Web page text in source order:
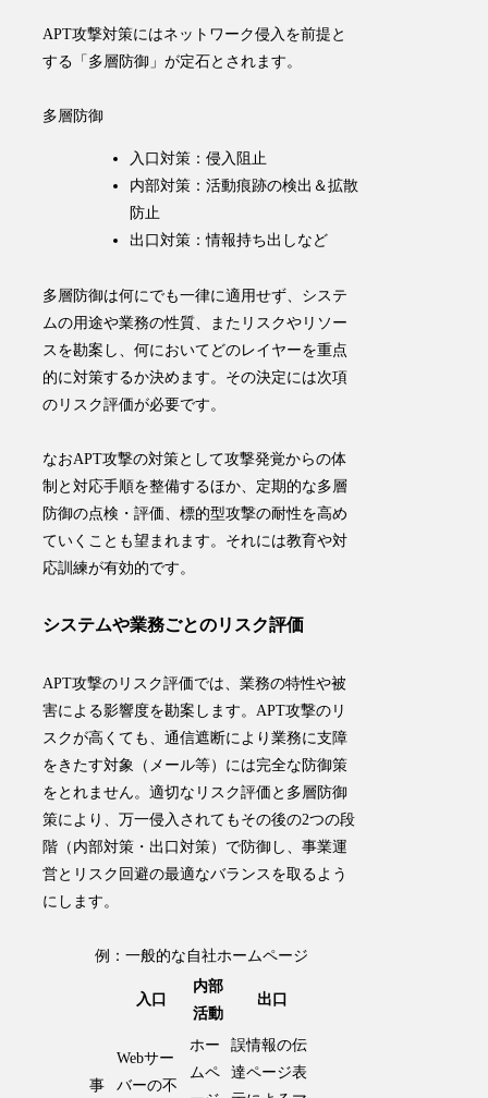
APT攻撃対策にはネットワーク侵入を前提と
する「多層防御」が定石とされます。
多層防御
入口対策：侵入阻止
内部対策：活動痕跡の検出＆拡散
防止
出口対策：情報持ち出しなど
多層防御は何にでも一律に適用せず、システ
ムの用途や業務の性質、またリスクやリソー
スを勘案し、何においてどのレイヤーを重点
的に対策するか決めます。その決定には次項
のリスク評価が必要です。
なおAPT攻撃の対策として攻撃発覚からの体
制と対応手順を整備するほか、定期的な多層
防御の点検・評価、標的型攻撃の耐性を高め
ていくことも望まれます。それには教育や対
応訓練が有効的です。
システムや業務ごとのリスク評価
APT攻撃のリスク評価では、業務の特性や被
害による影響度を勘案します。APT攻撃のリ
スクが高くても、通信遮断により業務に支障
をきたす対象（メール等）には完全な防御策
をとれません。適切なリスク評価と多層防御
策により、万一侵入されてもその後の2つの段
階（内部対策・出口対策）で防御し、事業運
営とリスク回避の最適なバランスを取るよう
にします。
例：一般的な自社ホームページ
入口
内部
活動
出口
事
Webサー
バーの不
ホー
ムペ
誤情報の伝
達ページ表